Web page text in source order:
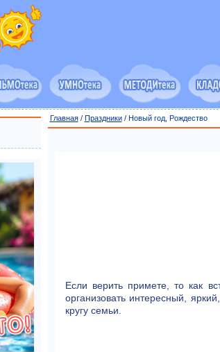
Главная/ Праздники/ Новый год, Рождество
Если верить примете, то как
организовать интересный,
кругу семьи.